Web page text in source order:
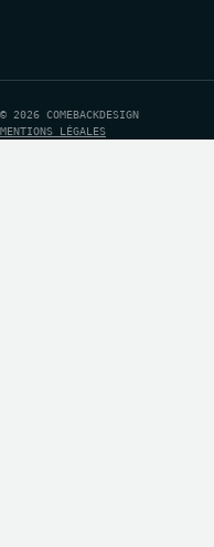
© 2026 COMEBACKDESIGN
MENTIONS LÉGALES